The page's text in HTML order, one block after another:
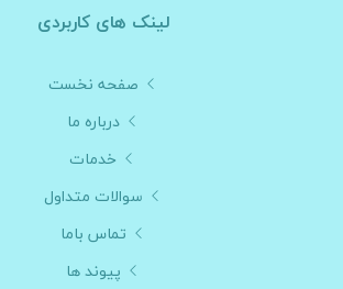
لینک های کاربردی
صفحه نخست
درباره ما
خدمات
سوالات متداول
تماس باما
پیوند ها